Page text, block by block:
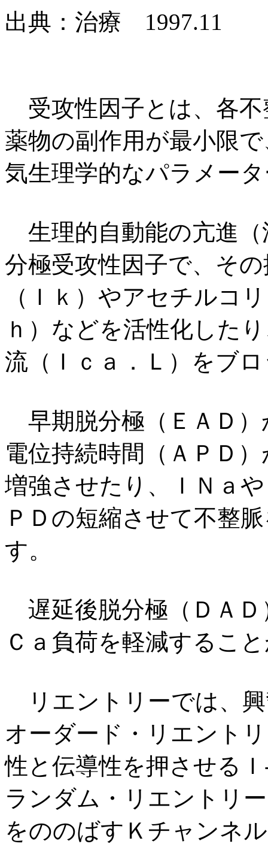
出典：治療 1997.11
受攻性因子とは、各不
薬物の副作用が最小限
気生理学的なパラメー
生理的自動能の亢進（
分極受攻性因子で、そ
（Ｉｋ）やアセチルコ
ｈ）などを活性化した
流（Ｉｃａ．Ｌ）をブ
早期脱分極（ＥＡＤ）
電位持続時間（ＡＰＤ
増強させたり、ＩＮａ
ＰＤの短縮させて不整
す。
遅延後脱分極（ＤＡＤ
Ｃａ負荷を軽減するこ
リエントリーでは、興
オーダード・リエント
性と伝導性を押させる
ランダム・リエントリ
をののばすＫチャンネ